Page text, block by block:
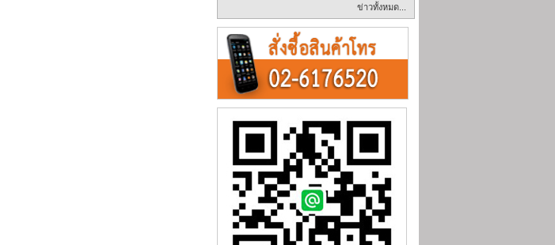
ข่าวทั้งหมด...